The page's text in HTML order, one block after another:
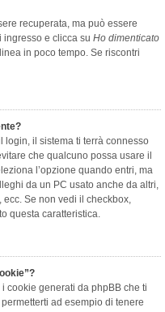
recuperata, ma può essere
e clicca su Ho dimenticato
in poco tempo. Se riscontri
login, il sistema ti terrà connesso
che qualcuno possa usare il
l’opzione quando entri, ma
da un PC usato anche da altri,
Se non vedi il checkbox,
questa caratteristica.
cookie generati da phpBB che ti
ad esempio di tenere